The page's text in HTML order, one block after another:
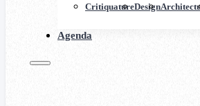
CritiquatureDesign
Agenda